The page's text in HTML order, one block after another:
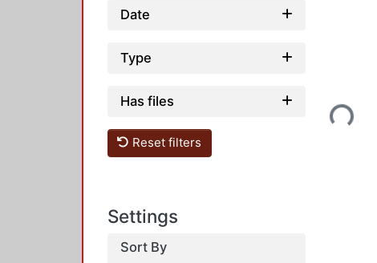
Date
Type
Has files
Reset filters
Settings
Sort By
Loading...